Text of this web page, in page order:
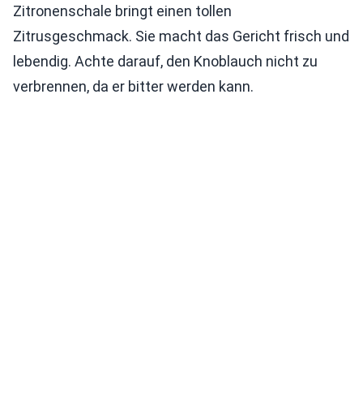
Zitronenschale bringt einen tollen
Zitrusgeschmack. Sie macht das Gericht frisch und
lebendig. Achte darauf, den Knoblauch nicht zu
verbrennen, da er bitter werden kann.